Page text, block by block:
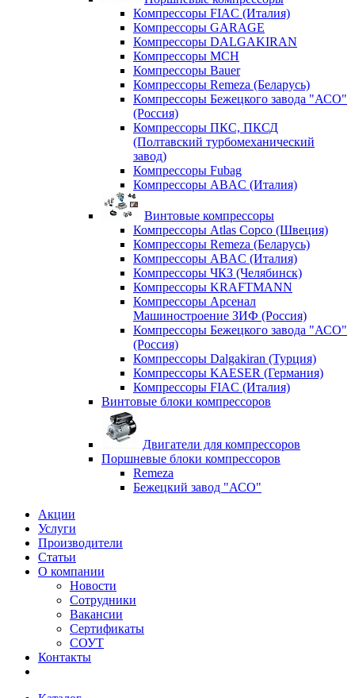
Компрессоры FIAC (Италия)
Компрессоры GARAGE
Компрессоры DALGAKIRAN
Компрессоры MCH
Компрессоры Bauer
Компрессоры Remeza (Беларусь)
Компрессоры Бежецкого завода "АСО"
(Россия)
Компрессоры ПКС, ПКСД
(Полтавский турбомеханический
завод)
Компрессоры Fubag
Компрессоры ABAC (Италия)
Винтовые компрессоры
Компрессоры Atlas Copco (Швеция)
Компрессоры Remeza (Беларусь)
Компрессоры ABAC (Италия)
Компрессоры ЧКЗ (Челябинск)
Компрессоры KRAFTMANN
Компрессоры Арсенал
Машиностроение ЗИФ (Россия)
Компрессоры Бежецкого завода "АСО"
(Россия)
Компрессоры Dalgakiran (Турция)
Компрессоры KAESER (Германия)
Компрессоры FIAC (Италия)
Винтовые блоки компрессоров
Двигатели для компрессоров
Поршневые блоки компрессоров
Remeza
Бежецкий завод "АСО"
Акции
Услуги
Производители
Статьи
О компании
Новости
Сотрудники
Вакансии
Сертификаты
СОУТ
Контакты